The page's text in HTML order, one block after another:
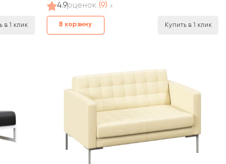
в 1 клик
4.9оценок (9)
В корзину Купить в 1 клик